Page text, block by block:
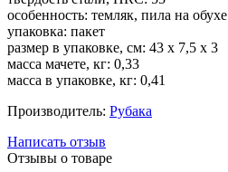
особенность: темляк, пила на
упаковка: пакет
размер в упаковке, см: 43 х 7,5 х 3
масса мачете, кг: 0,33
масса в упаковке, кг: 0,41
Производитель: Рубака
Написать отзыв
Отзывы о товаре